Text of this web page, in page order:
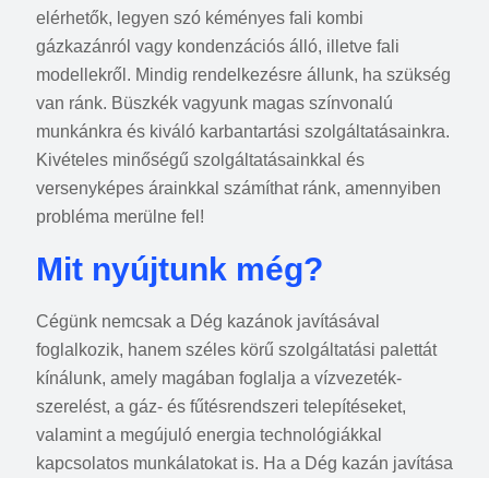
elérhetők, legyen szó kéményes fali kombi
gázkazánról vagy kondenzációs álló, illetve fali
modellekről. Mindig rendelkezésre állunk, ha szükség
van ránk. Büszkék vagyunk magas színvonalú
munkánkra és kiváló karbantartási szolgáltatásainkra.
Kivételes minőségű szolgáltatásainkkal és
versenyképes árainkkal számíthat ránk, amennyiben
probléma merülne fel!
Mit nyújtunk még?
Cégünk nemcsak a Dég kazánok javításával
foglalkozik, hanem széles körű szolgáltatási palettát
kínálunk, amely magában foglalja a vízvezeték-
szerelést, a gáz- és fűtésrendszeri telepítéseket,
valamint a megújuló energia technológiákkal
kapcsolatos munkálatokat is. Ha a Dég kazán javítása